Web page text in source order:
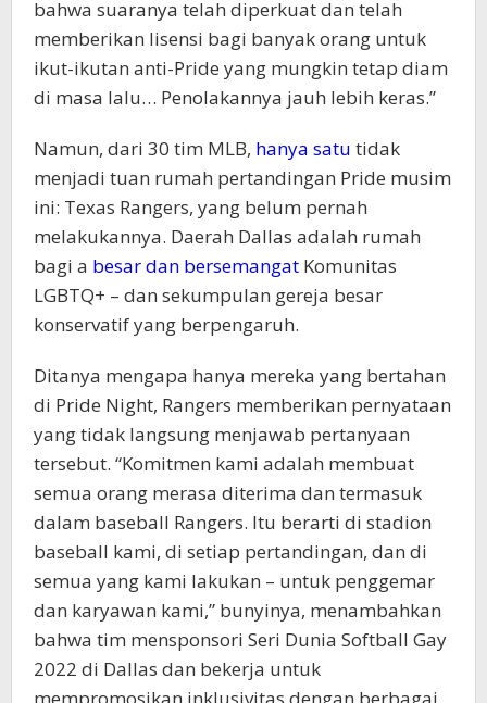
bahwa suaranya telah diperkuat dan telah
memberikan lisensi bagi banyak orang untuk
ikut-ikutan anti-Pride yang mungkin tetap diam
di masa lalu… Penolakannya jauh lebih keras.”
Namun, dari 30 tim MLB, hanya satu tidak
menjadi tuan rumah pertandingan Pride musim
ini: Texas Rangers, yang belum pernah
melakukannya. Daerah Dallas adalah rumah
bagi a besar dan bersemangat Komunitas
LGBTQ+ – dan sekumpulan gereja besar
konservatif yang berpengaruh.
Ditanya mengapa hanya mereka yang bertahan
di Pride Night, Rangers memberikan pernyataan
yang tidak langsung menjawab pertanyaan
tersebut. “Komitmen kami adalah membuat
semua orang merasa diterima dan termasuk
dalam baseball Rangers. Itu berarti di stadion
baseball kami, di setiap pertandingan, dan di
semua yang kami lakukan – untuk penggemar
dan karyawan kami,” bunyinya, menambahkan
bahwa tim mensponsori Seri Dunia Softball Gay
2022 di Dallas dan bekerja untuk
mempromosikan inklusivitas dengan berbagai